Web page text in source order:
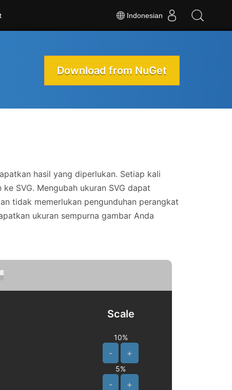
Indonesian
Download from NuGet
hasil yang diperlukan. Setiap kali
SVG. Mengubah ukuran SVG dapat
tidak memerlukan pengunduhan perangkat
ukuran sempurna gambar Anda
Scale
10%
- +
5%
- +